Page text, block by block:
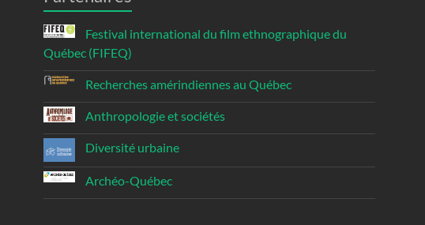
Festival international du film ethnographique du
Québec (FIFEQ)
Recherches amérindiennes au Québec
Anthropologie et sociétés
Diversité urbaine
Archéo-Québec